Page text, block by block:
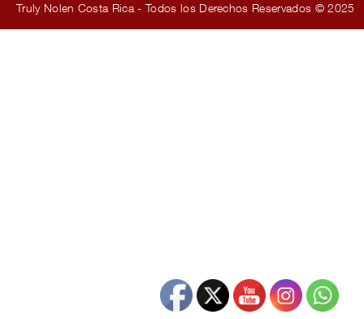
Truly Nolen Costa Rica - Todos los Derechos Reservados © 2025